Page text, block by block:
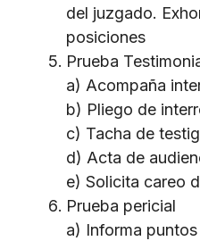
del juzgado.
posiciones
Prueba
a) Acompaña
b) Pliego de
c) Tacha de
d) Acta de
e) Solicita careo
Prueba pericial
a) Informa